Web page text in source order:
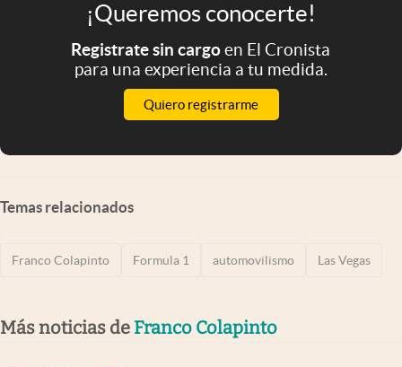
¡Queremos conocerte!
Registrate sin cargoen El Cronista
para una experiencia a tu medida.
Quiero registrarme
Temas relacionados
Franco Colapinto Formula 1 automovilismo Las Vegas
Más noticias de Franco Colapinto